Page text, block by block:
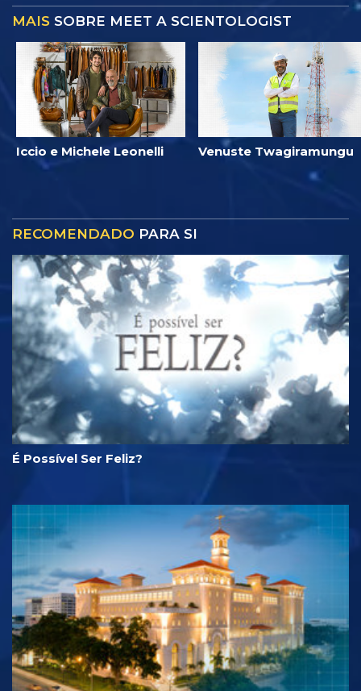
MAIS SOBRE MEET A SCIENTOLOGIST
Iccio e Michele Leonelli Venuste Twagiramungu
RECOMENDADO PARA SI
É Possível Ser Feliz?